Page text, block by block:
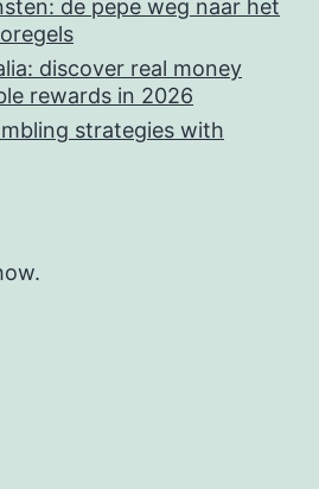
de pepe weg naar het
discover real money
rewards in 2026
strategies with